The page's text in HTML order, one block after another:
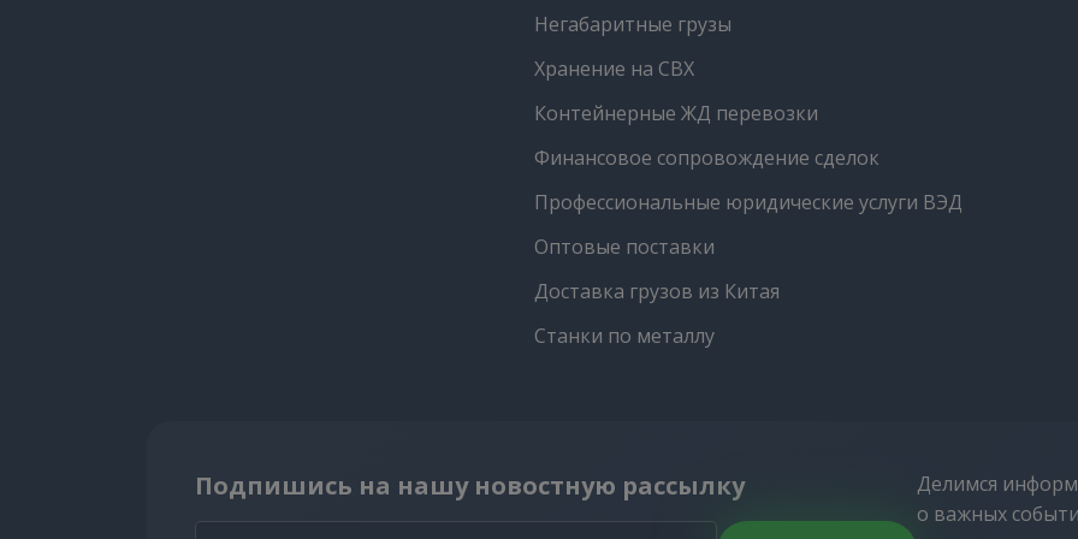
Негабаритные грузы
Хранение на СВХ
Контейнерные ЖД перевозки
Финансовое сопровождение сделок
Профессиональные юридические услуги ВЭД
Оптовые поставки
Доставка грузов из Китая
Станки по металлу
Подпишись на нашу новостную рассылку
Делимся
о важных